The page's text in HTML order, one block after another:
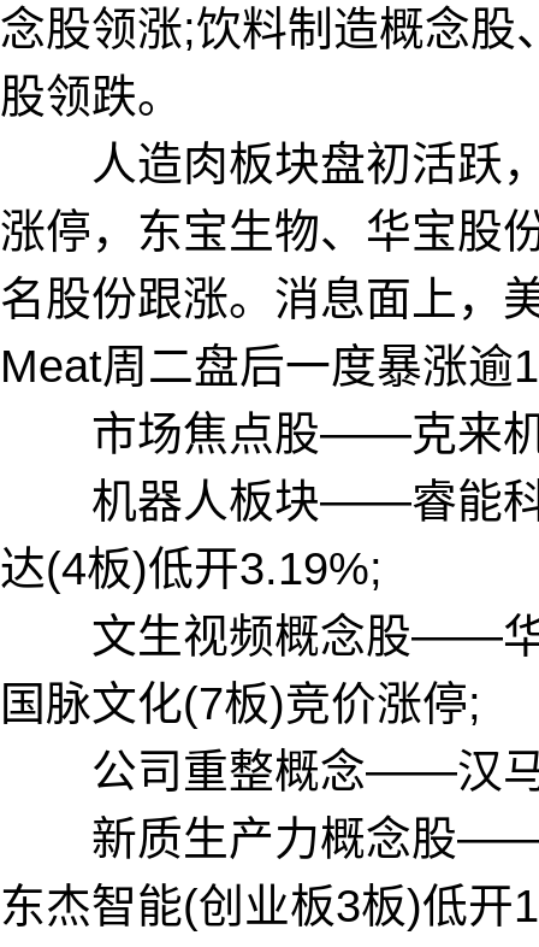
念股领涨;饮料制造概念股
股领跌。
人造肉板块盘初活跃，
涨停，东宝生物、华宝股
名股份跟涨。消息面上，
Meat周二盘后一度暴涨逾
市场焦点股——克来机
机器人板块——睿能科
达(4板)低开3.19%;
文生视频概念股——华
国脉文化(7板)竞价涨停;
公司重整概念——汉马
新质生产力概念股——
东杰智能(创业板3板)低开